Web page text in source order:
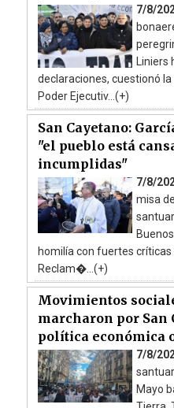
7/8/
declaraciones, cuestionó
Poder Ejecutiv...(+)
San Cayetano:
"el pueblo está
incumplidas"
7/8/
misa
homilía con fuertes críticas
Reclam�...(+)
Movimientos
marcharon por San
política económica
7/8/
Mayo